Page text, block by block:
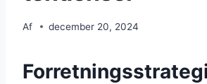
Af december 20, 2024